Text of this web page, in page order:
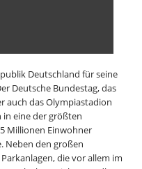
Deutschland für seine
Deutsche Bundestag, das
auch das Olympiastadion
in eine der größten
Millionen Einwohner
Neben den großen
die vor allem im